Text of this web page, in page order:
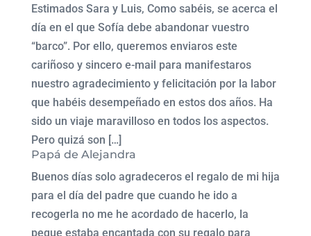
Estimados Sara y Luis, Como sabéis, se acerca el
día en el que Sofía debe abandonar vuestro
“barco”. Por ello, queremos enviaros este
cariñoso y sincero e-mail para manifestaros
nuestro agradecimiento y felicitación por la labor
que habéis desempeñado en estos dos años. Ha
sido un viaje maravilloso en todos los aspectos.
Pero quizá son […]
Papá de Alejandra
Buenos días solo agradeceros el regalo de mi hija
para el día del padre que cuando he ido a
recogerla no me he acordado de hacerlo, la
peque estaba encantada con su regalo para